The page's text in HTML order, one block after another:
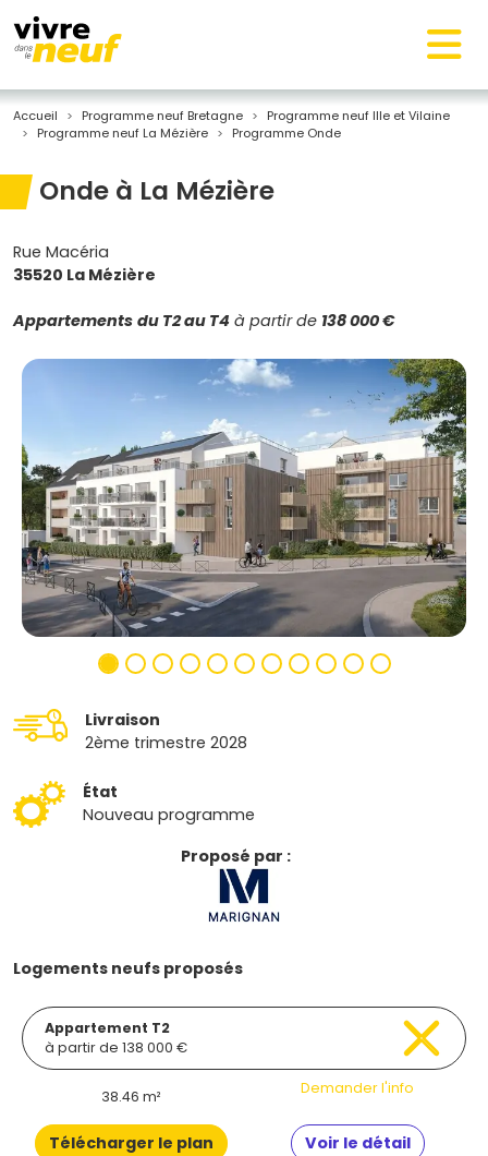
Accueil Programme neuf Bretagne
Programme neuf Ille et Vilaine
Programme neuf La Mézière
Programme Onde
Onde à La Mézière
Rue Macéria
35520 La Mézière
Appartements du T2 au T4 à partir de 138 000 €
Livraison
2ème trimestre 2028
État
Nouveau programme
Proposé par :
Logements neufs proposés
Appartement T2
à partir de 138 000 €
38.46 m² Demander l'info
Télécharger le plan Voir le détail